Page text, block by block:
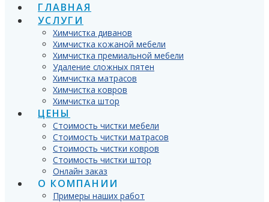
ГЛАВНАЯ
УСЛУГИ
Химчистка диванов
Химчистка кожаной мебели
Химчистка премиальной мебели
Удаление сложных пятен
Химчистка матрасов
Химчистка ковров
Химчистка штор
ЦЕНЫ
Стоимость чистки мебели
Стоимость чистки матрасов
Стоимость чистки ковров
Стоимость чистки штор
Онлайн заказ
О КОМПАНИИ
Примеры наших работ